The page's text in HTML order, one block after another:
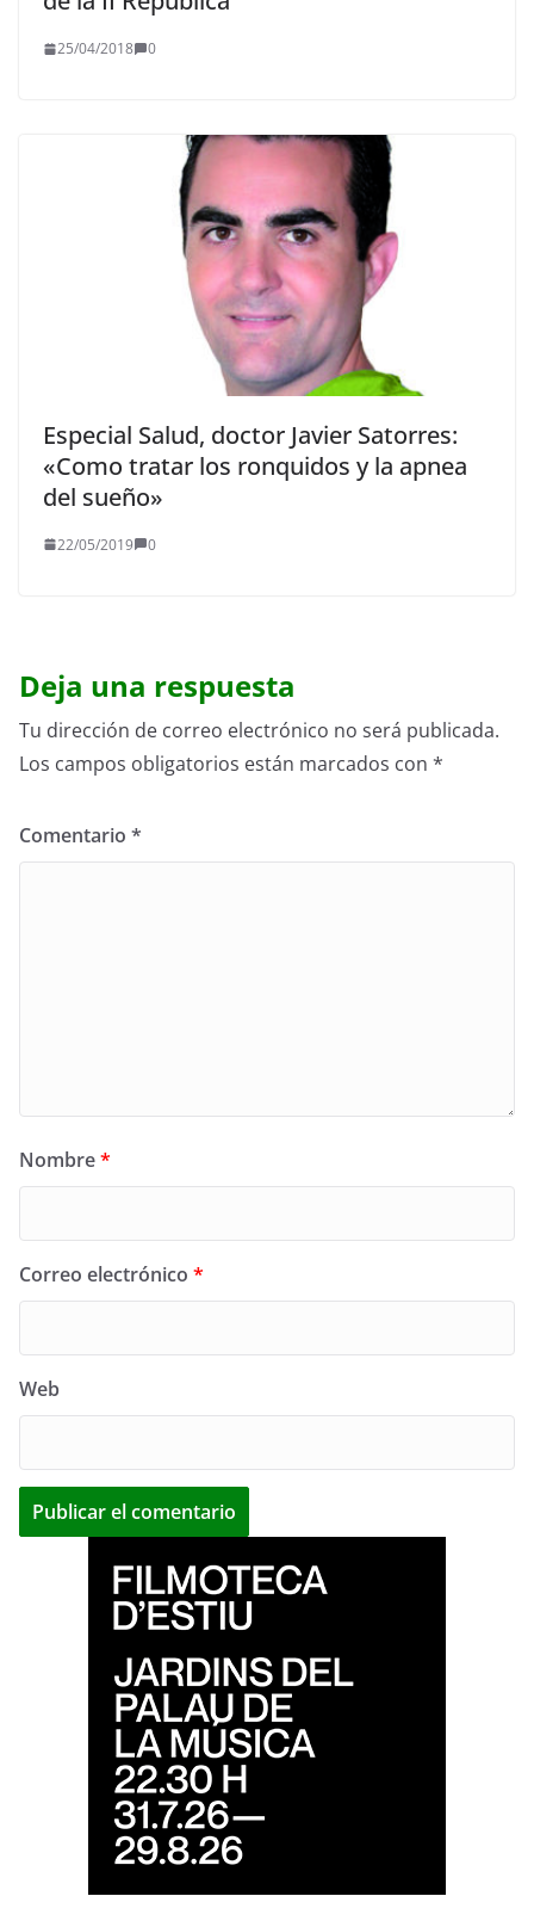
25/04/2018 0
Especial Salud, doctor Javier Satorres:
«Como tratar los ronquidos y la apnea
del sueño»
22/05/2019 0
Deja una respuesta
Tu dirección de correo electrónico no será publicada.
Los campos obligatorios están marcados con *
Comentario *
Nombre*
Correo electrónico *
Web